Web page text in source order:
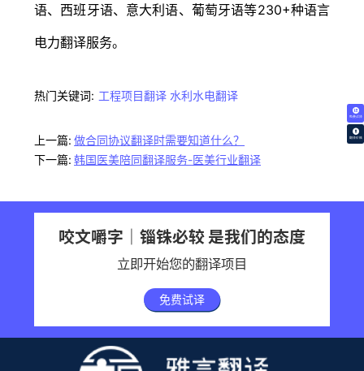
免费试译
翻译价格
语、西班牙语、意大利语、葡萄牙语等230+种语言
电力翻译服务。
热门关键词: 工程项目翻译 水利水电翻译
上一篇: 做合同协议翻译时需要知道什么？
下一篇: 韩国医美陪同翻译服务-医美行业翻译
咬文嚼字｜锱铢必较 是我们的态度
立即开始您的翻译项目
免费试译